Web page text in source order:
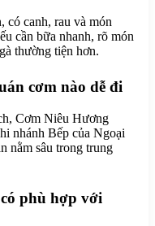
có canh, rau và món
cần bữa nhanh, rõ món
thường tiện hơn.
cơm nào dễ đi
Cơm Niêu Hương
nhánh Bếp của Ngoại
nằm sâu trong trung
phù hợp với